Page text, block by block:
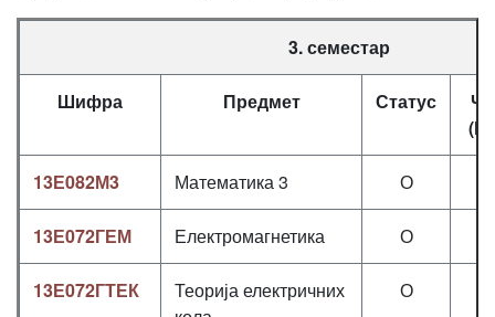
3. семестар
Шифра Предмет Статус
13Е082М3 Математика 3 О
13Е072ГЕМ Електромагнетика О
13Е072ГТЕК
Теорија електричних
О